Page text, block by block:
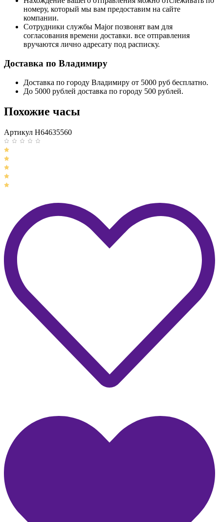
номеру, который мы вам предоставим на сайте
компании.
Сотрудники службы Major позвонят вам для
согласования времени доставки. все отправления
вручаются лично адресату под расписку.
Доставка по Владимиру
Доставка по городу Владимиру от 5000 руб бесплатно.
До 5000 рублей доставка по городу 500 рублей.
Похожие часы
Артикул H64635560